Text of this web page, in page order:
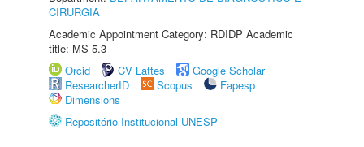
CIRURGIA
Academic Appointment Category: RDIDP Academic
title: MS-5.3
Orcid
CV Lattes
Google Scholar
ResearcherID
Scopus
Fapesp
Dimensions
Repositório Institucional UNESP